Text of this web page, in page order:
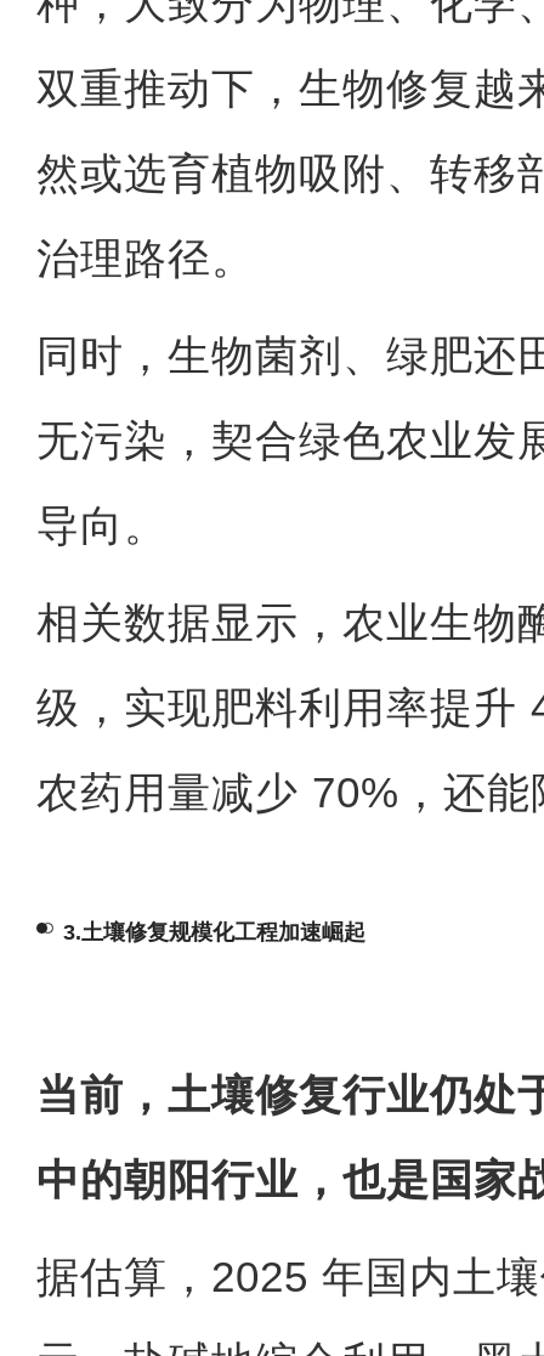
双重推动下，生物修复越
然或选育植物吸附、转移
治理路径。
同时，生物菌剂、绿肥还
无污染，契合绿色农业发
导向。
相关数据显示，农业生物
级，实现肥料利用率提升
农药用量减少 70%，还
3.土壤修复规模化工程加速崛起
当前，土壤修复行业仍处
中的朝阳行业，也是国家
据估算，2025 年国内土